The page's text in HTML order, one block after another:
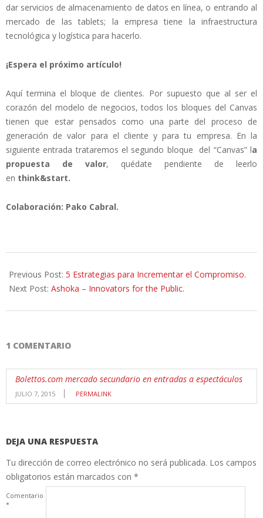
dar servicios de almacenamiento de datos en línea, o entrando al
mercado de las tablets; la empresa tiene la infraestructura
tecnológica y logística para hacerlo.
¡Espera el próximo artículo!
Aquí termina el bloque de clientes. Por supuesto que al ser el
corazón del modelo de negocios, todos los bloques del Canvas
tienen que estar pensados como una parte del proceso de
generación de valor para el cliente y para tu empresa. En la
siguiente entrada trataremos el segundo bloque del “Canvas” la
propuesta de valor, quédate pendiente de leerlo
en think&start.
Colaboración: Pako Cabral.
09-
29
Previous Post: 5 Estrategias para Incrementar el Compromiso.
Next Post: Ashoka – Innovators for the Public.
1 COMENTARIO
Bolettos.com mercado secundario en entradas a espectáculos
JULIO 7, 2015 PERMALINK
DEJA UNA RESPUESTA
Tu dirección de correo electrónico no será publicada. Los campos
obligatorios están marcados con *
Comentario
*